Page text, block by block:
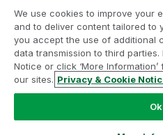
Yasal sözleşmeler
Ürün
Legal Policies
Legal
Kullanım koşulları
Ticari
Do Not Share My Info
Telif Hakkı © 1993-2026
We use cookies to improve your
and to deliver content tailored to
you accept the use of additional
data transmission to third
Notice or click ‘More
our sites. Privacy & Cookie
Ok